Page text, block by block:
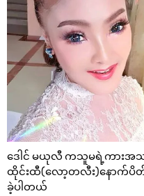
ဒေါင် မယုလီ ကသူမရဲ့ကားအသ
ထိုင်းထီ(လော့တလီး)နောက်ပိ
ခဲ့ပါတယ်